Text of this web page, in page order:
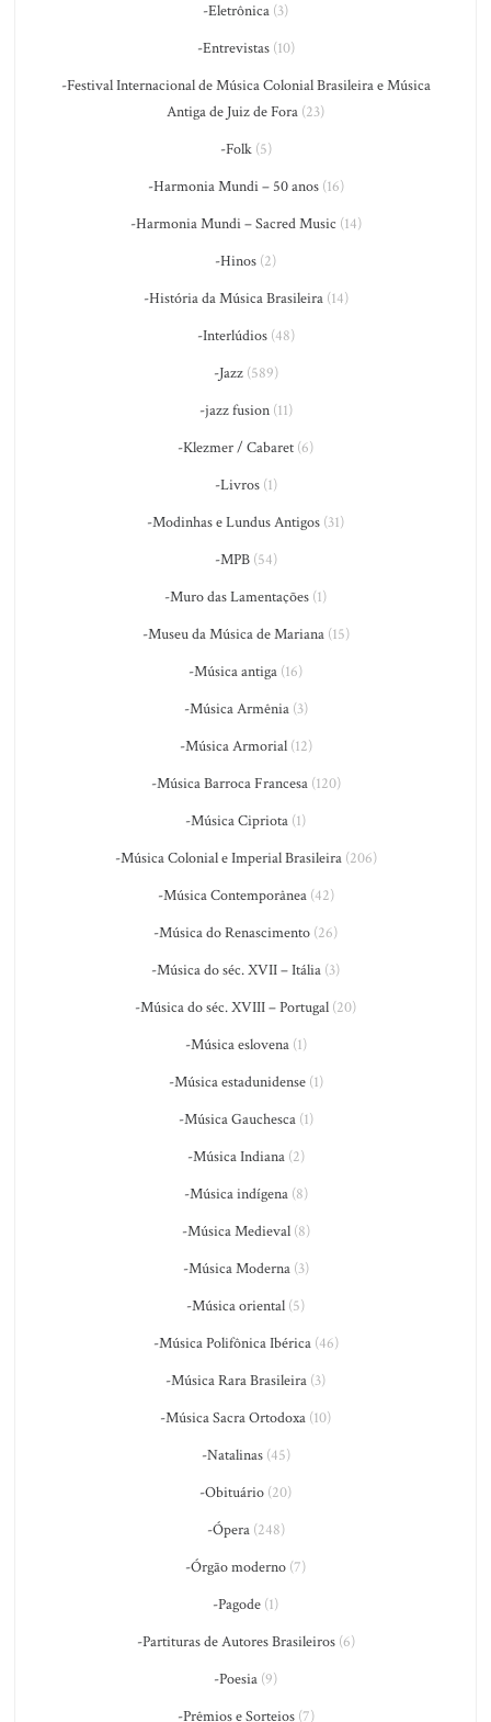
-Eletrônica (3)
-Entrevistas(10)
-Festival Internacional de Música Colonial Brasileira e Música
Antiga de Juiz de Fora (23)
-Folk(5)
-Harmonia Mundi – 50 anos(16)
-Harmonia Mundi – Sacred Music (14)
-Hinos (2)
-História da Música Brasileira(14)
-Interlúdios(48)
-Jazz(589)
-jazz fusion(11)
-Klezmer / Cabaret (6)
-Livros(1)
-Modinhas e Lundus Antigos (31)
-MPB(54)
-Muro das Lamentações (1)
-Museu da Música de Mariana(15)
-Música antiga (16)
-Música Armênia(3)
-Música Armorial(12)
-Música Barroca Francesa(120)
-Música Cipriota (1)
-Música Colonial e Imperial Brasileira(206)
-Música Contemporânea(42)
-Música do Renascimento (26)
-Música do séc. XVII – Itália (3)
-Música do séc. XVIII – Portugal (20)
-Música eslovena(1)
-Música estadunidense(1)
-Música Gauchesca(1)
-Música Indiana(2)
-Música indígena(8)
-Música Medieval(8)
-Música Moderna(3)
-Música oriental (5)
-Música Polifônica Ibérica(46)
-Música Rara Brasileira (3)
-Música Sacra Ortodoxa (10)
-Natalinas(45)
-Obituário (20)
-Ópera(248)
-Órgão moderno (7)
-Pagode (1)
-Partituras de Autores Brasileiros(6)
-Poesia (9)
-Prêmios e Sorteios(7)